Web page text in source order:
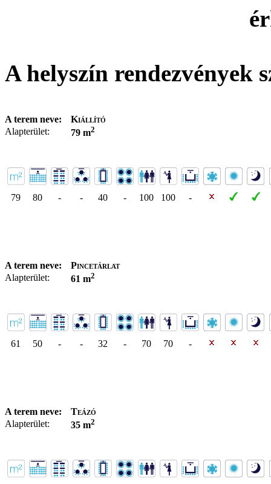
A helyszín rendezvények
A terem neve:
Kiállító
Alapterület:
79 m2
79 80 - - 40 - 100 100 -
A terem neve:
Pincetárlat
Alapterület:
61 m2
61 50 - - 32 - 70 70 -
A terem neve:
Teázó
Alapterület:
35 m2